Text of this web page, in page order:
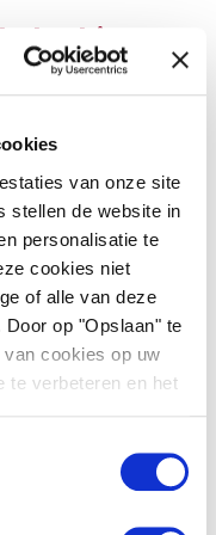
van onze site
stellen de website in
personalisatie te
cookies niet
of alle van deze
op "Opslaan" te
cookies op uw
te verbeteren en het
binnen
het buitenland?